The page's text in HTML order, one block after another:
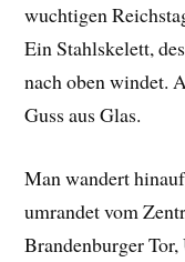
wuchtigen
Ein Stahlskelett,
nach oben windet.
Guss aus Glas.
Man wandert
umrandet vom
Brandenburger